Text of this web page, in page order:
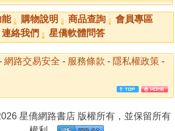
能 購物說明 商品查詢
會員專區
連絡我們 星僑軟體問答
網路交易安全 - 服務條款 - 隱私權政策 -
星僑網路書店 版權所有，並保留所有